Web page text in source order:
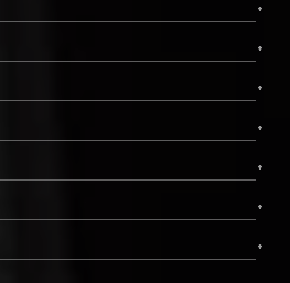
1,800,000 .-
มือสอง
1,710,000.-฿
ดูทรัพย์
+
+
+
+
+
+
+